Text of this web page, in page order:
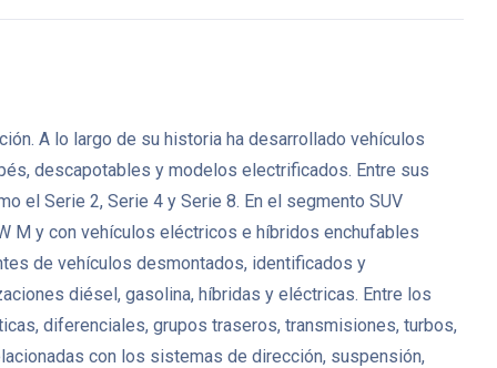
A lo largo de su historia ha desarrollado vehículos
descapotables y modelos electrificados. Entre sus
el Serie 2, Serie 4 y Serie 8. En el segmento SUV
M y con vehículos eléctricos e híbridos enchufables
de vehículos desmontados, identificados y
diésel, gasolina, híbridas y eléctricas. Entre los
diferenciales, grupos traseros, transmisiones, turbos,
con los sistemas de dirección, suspensión,